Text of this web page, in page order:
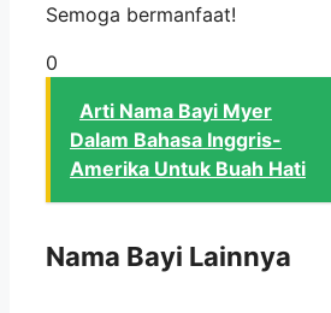
Semoga bermanfaat!
0
Arti Nama Bayi Myer
Dalam Bahasa Inggris-
Amerika Untuk Buah Hati
Nama Bayi Lainnya